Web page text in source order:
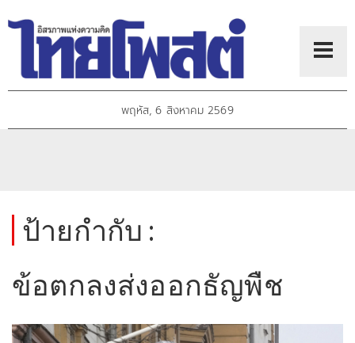
พฤหัส, 6 สิงหาคม 2569
ป้ายกำกับ :
ข้อตกลงส่งออกธัญพืช